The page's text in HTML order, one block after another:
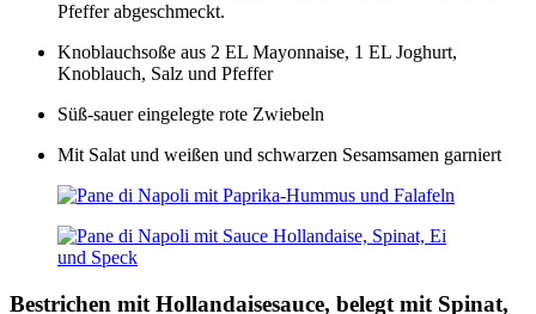
Pfeffer abgeschmeckt.
Knoblauchsoße aus 2 EL Mayonnaise, 1 EL Joghurt,
Knoblauch, Salz und Pfeffer
Süß-sauer eingelegte rote Zwiebeln
Mit Salat und weißen und schwarzen Sesamsamen garniert
Bestrichen mit Hollandaisesauce, belegt mit Spinat,